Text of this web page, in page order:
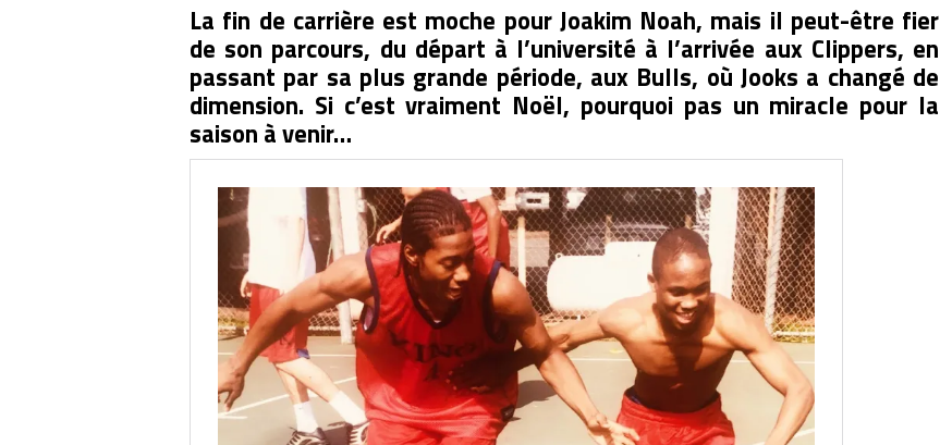
La fin de carrière est moche pour Joakim Noah, mais il peut-être fier
de son parcours, du départ à l’université à l’arrivée aux Clippers, en
passant par sa plus grande période, aux Bulls, où Jooks a changé de
dimension. Si c’est vraiment Noël, pourquoi pas un miracle pour la
saison à venir…